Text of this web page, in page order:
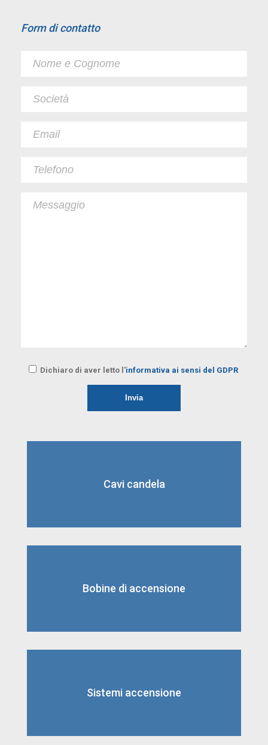
Form di contatto
Dichiaro di aver letto l'informativa ai sensi del GDPR
Cavi candela
Bobine di accensione
Sistemi accensione